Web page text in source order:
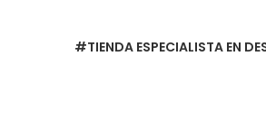
#TIENDA ESPECIALISTA EN